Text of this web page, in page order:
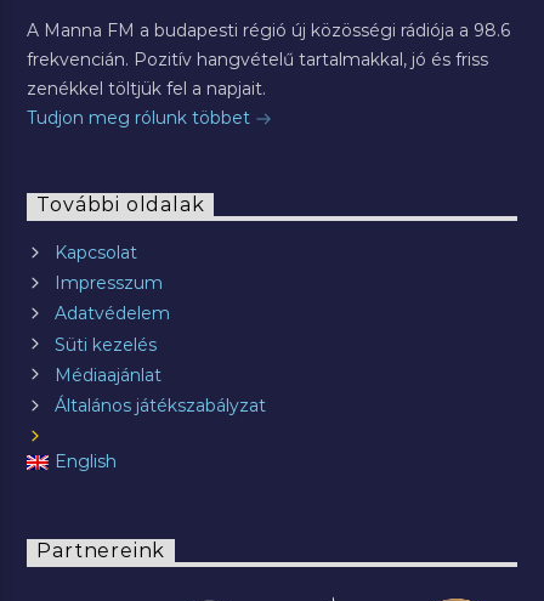
A Manna FM a budapesti régió új közösségi rádiója a 98.6
frekvencián. Pozitív hangvételű tartalmakkal, jó és friss
zenékkel töltjük fel a napjait.
Tudjon meg rólunk többet
További oldalak
Kapcsolat
Impresszum
Adatvédelem
Süti kezelés
Médiaajánlat
Általános játékszabályzat
English
Partnereink